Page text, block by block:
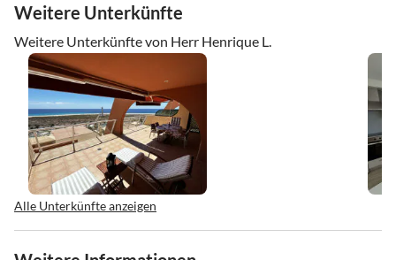
Weitere Unterkünfte
Weitere Unterkünfte von Herr Henrique L.
Alle Unterkünfte anzeigen